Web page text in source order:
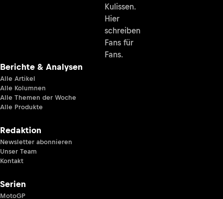
Kulissen.
Hier
schreiben
Fans für
Fans.
Berichte & Analysen
Alle Artikel
Alle Kolumnen
Alle Themen der Woche
Alle Produkte
Redaktion
Newsletter abonnieren
Unser Team
Kontakt
Serien
MotoGP